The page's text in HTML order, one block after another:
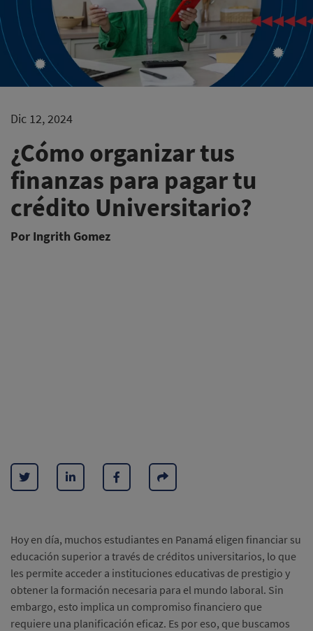
Dic 12, 2024
¿Cómo organizar tus
finanzas para pagar tu
crédito Universitario?
Por Ingrith Gomez
Hoy en día, muchos estudiantes en Panamá eligen financiar su
educación superior a través de créditos universitarios, lo que
les permite acceder a instituciones educativas de prestigio y
obtener la formación necesaria para el mundo laboral. Sin
embargo, esto implica un compromiso financiero que
requiere una planificación eficaz. Es por eso, que buscamos